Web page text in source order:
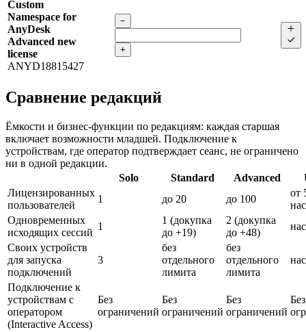
Custom
Namespace for
AnyDesk
Advanced new
license
ANYD18815427
−
+
Сравнение редакций
Ёмкости и бизнес-функции по редакциям: каждая старшая
включает возможности младшей. Подключение к
устройствам, где оператор подтверждает сеанс, не ограничено
ни в одной редакции.
Solo
Standard Advanced
Лицензированных
пользователей
1 до 20 до 100
от
Одновременных
исходящих сессий
1
1 (докупка
до +19)
2 (докупка
до +48)
Своих устройств
для запуска
подключений
3
без
отдельного
лимита
без
отдельного
лимита
Подключение к
устройствам с
оператором
(Interactive Access)
Без
ограничений
Без
ограничений
Без
ограничений
Без